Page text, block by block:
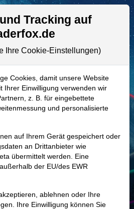
Aktien- und Artikelsuche
–Hercules Capital
3,23 Mrd. USD
438,52 Mio. USD
Tracking auf
Ihre Cookie-Einstellungen)
Cookies, damit unsere Website
Ihrer Einwilligung verwenden wir
z. B. für eingebettete
und personalisierte
auf Ihrem Gerät gespeichert oder
an Drittanbieter wie
übermittelt werden. Eine
der EU/des EWR
ablehnen oder Ihre
Ihre Einwilligung können Sie